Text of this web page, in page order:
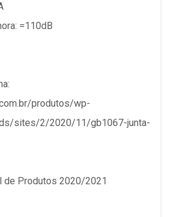
=110dB
produtos/wp-
sites/2/2020/11/gb1067-junta-
de Produtos 2020/2021